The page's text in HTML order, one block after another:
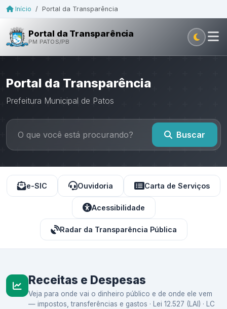
Início / Portal da Transparência
Portal da Transparência
PM PATOS/PB
Portal da Transparência
Prefeitura Municipal de Patos
Buscar
e-SIC Ouvidoria Carta de Serviços
Acessibilidade
Radar da Transparência Pública
Receitas e Despesas
Veja para onde vai o dinheiro público e de onde ele vem
— impostos, transferências e gastos · Lei 12.527 (LAI) · LC